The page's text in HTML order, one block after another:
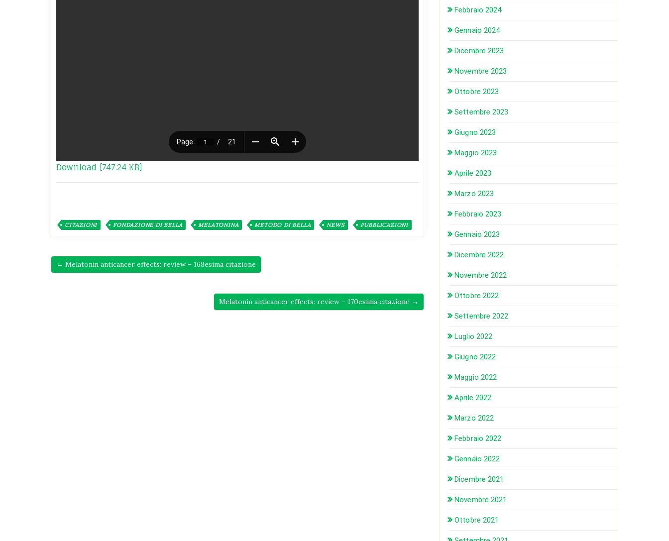
Download [747.24 KB]
CITAZIONI FONDAZIONE DI BELLA MELATONINA METODO DI BELLA NEWS PUBBLICAZIONI
← Melatonin anticancer effects: review – 168esima citazione
Melatonin anticancer effects: review – 170esima citazione →
Febbraio 2024
Gennaio 2024
Dicembre 2023
Novembre 2023
Ottobre 2023
Settembre 2023
Giugno 2023
Maggio 2023
Aprile 2023
Marzo 2023
Febbraio 2023
Gennaio 2023
Dicembre 2022
Novembre 2022
Ottobre 2022
Settembre 2022
Luglio 2022
Giugno 2022
Maggio 2022
Aprile 2022
Marzo 2022
Febbraio 2022
Gennaio 2022
Dicembre 2021
Novembre 2021
Ottobre 2021